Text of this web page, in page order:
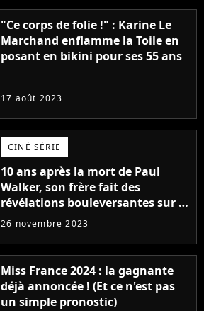
"Ce corps de folie !" : Karine Le
Marchand enflamme la Toile en
posant en bikini pour ses 55 ans
17 août 2023
CINÉ SÉRIE
10 ans après la mort de Paul
Walker, son frère fait des
révélations bouleversantes sur la
réaction des acteurs de Fast and
26 novembre 2023
Miss France 2024 : la gagnante
déjà annoncée ! (Et ce n'est pas
un simple pronostic)